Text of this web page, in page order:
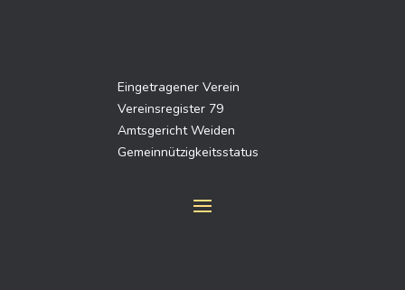
Eingetragener Verein
Vereinsregister 79
Amtsgericht Weiden
Gemeinnützigkeitsstatus